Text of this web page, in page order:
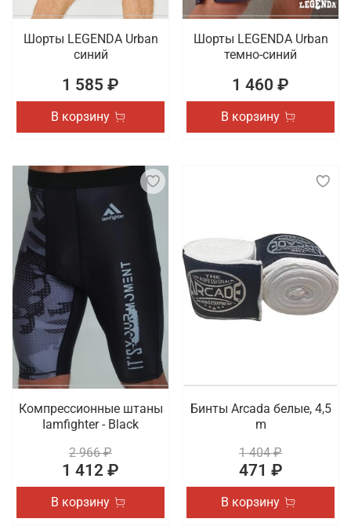
Шорты LEGENDA Urban
синий
1 585 ₽
В корзину
Шорты LEGENDA Urban
темно-синий
1 460 ₽
В корзину
Компрессионные штаны
Iamfighter - Black
2 966 ₽
1 412 ₽
В корзину
Бинты Arcada белые, 4,5
m
1 404 ₽
471 ₽
В корзину